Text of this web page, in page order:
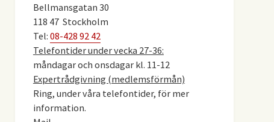
Bellmansgatan 30
118 47 Stockholm
Tel: 08-428 92 42
Telefontider under vecka 27-36:
måndagar och onsdagar kl. 11-12
Expertrådgivning (medlemsförmån)
Ring, under våra telefontider, för mer
information.